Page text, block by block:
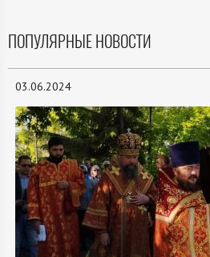
ПОПУЛЯРНЫЕ НОВОСТИ
03.06.2024